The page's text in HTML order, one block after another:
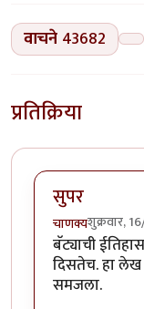
वाचने 43682
प्रतिक्रिया
सुपर
चाणक्यशुक्रवार,
बॅट्याची
दिसतेच. हा लेख
समजला.